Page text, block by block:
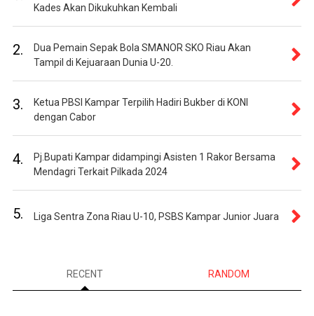
Kades Akan Dikukuhkan Kembali
2.
Dua Pemain Sepak Bola SMANOR SKO Riau Akan
Tampil di Kejuaraan Dunia U-20.
3.
Ketua PBSI Kampar Terpilih Hadiri Bukber di KONI
dengan Cabor
4.
Pj.Bupati Kampar didampingi Asisten 1 Rakor Bersama
Mendagri Terkait Pilkada 2024
5. Liga Sentra Zona Riau U-10, PSBS Kampar Junior Juara
RECENT RANDOM